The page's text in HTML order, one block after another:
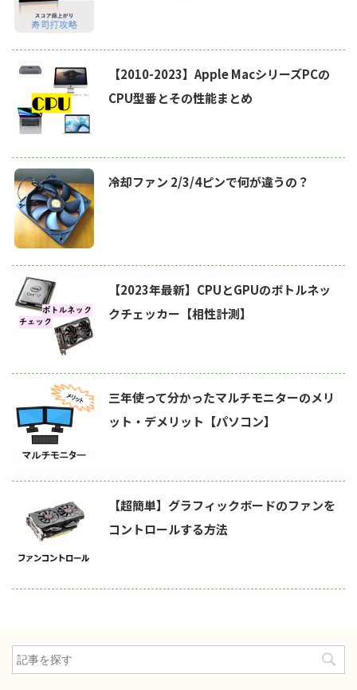
【2010-2023】Apple MacシリーズPCの
CPU型番とその性能まとめ
冷却ファン 2/3/4ピンで何が違うの？
【2023年最新】CPUとGPUのボトルネッ
クチェッカー【相性計測】
三年使って分かったマルチモニターのメリ
ット・デメリット【パソコン】
【超簡単】グラフィックボードのファンを
コントロールする方法